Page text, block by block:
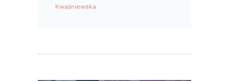
Kwaśniewska